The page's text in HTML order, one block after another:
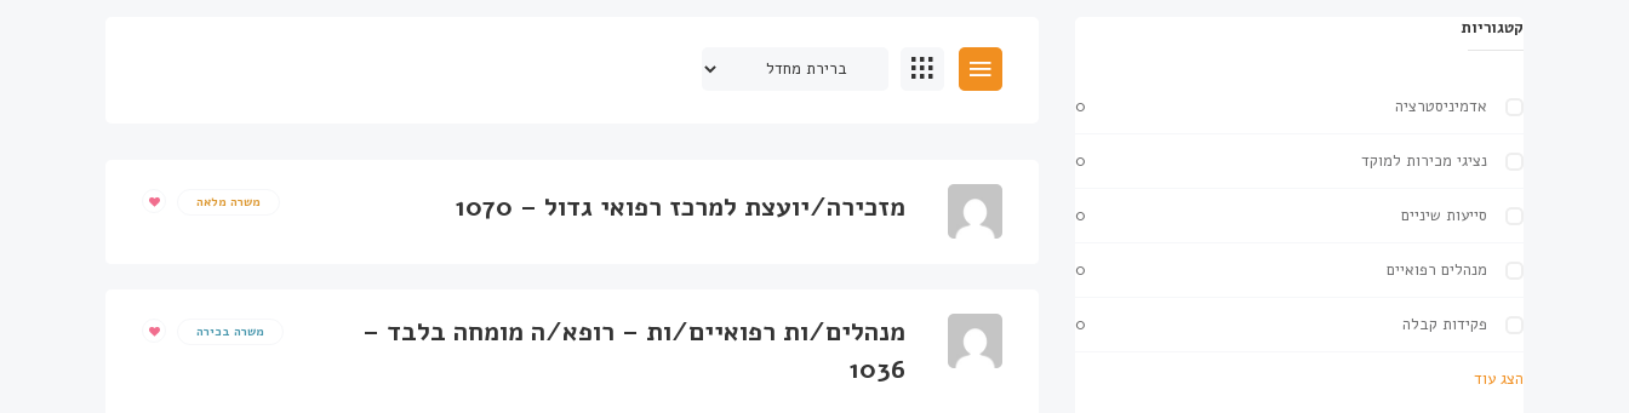
מזכירה/יועצת למרכז רפואי גדול – 1070 משרה מלאה
מנהלים/ות רפואיים/ות – רופא/ה מומחה בלבד –
1036
משרה בכירה
קטגוריות
אדמיניסטרציה 0
נציגי מכירות למוקד 0
סייעות שיניים 0
מנהלים רפואיים 0
פקידות קבלה 0
הצג עוד